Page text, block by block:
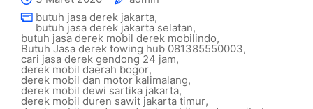
butuh jasa derek jakarta,
butuh jasa derek jakarta selatan,
butuh jasa derek mobil derek mobilindo,
Butuh Jasa derek towing hub 081385550003,
cari jasa derek gendong 24 jam,
derek mobil daerah bogor,
derek mobil dan motor kalimalang,
derek mobil dewi sartika jakarta,
derek mobil duren sawit jakarta timur,